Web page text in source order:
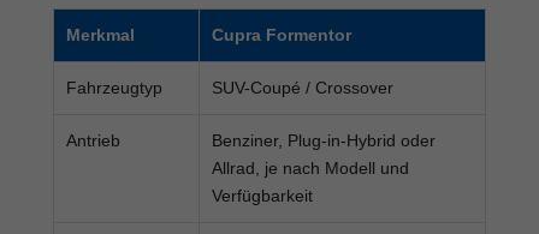
Merkmal Cupra Formentor
Fahrzeugtyp SUV-Coupé / Crossover
Antrieb
Benziner, Plug-in-Hybrid oder
Allrad, je nach Modell und
Verfügbarkeit